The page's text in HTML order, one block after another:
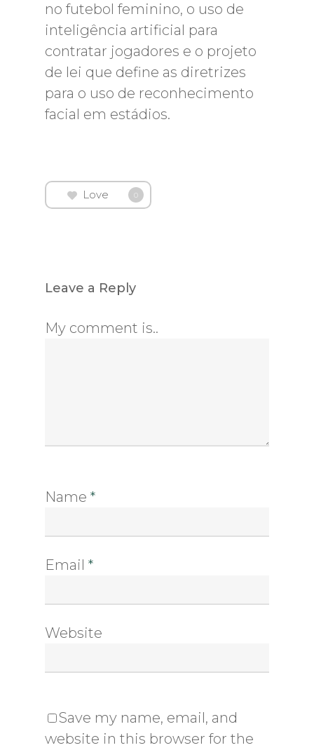
no futebol feminino, o uso de
inteligência artificial para
contratar jogadores e o projeto
de lei que define as diretrizes
para o uso de reconhecimento
facial em estádios.
Love 0
Leave a Reply
My comment is..
Name *
Email *
Website
Save my name, email, and
website in this browser for the